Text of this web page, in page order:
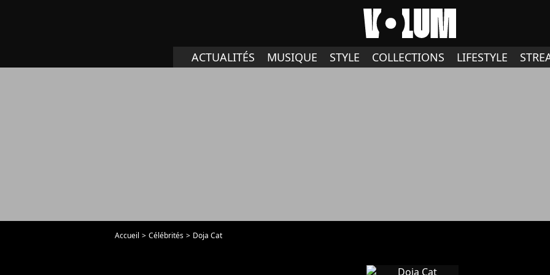
ACTUALITÉS MUSIQUE STYLE COLLECTIONS LIFESTYLE
Accueil Célébrités Doja Cat